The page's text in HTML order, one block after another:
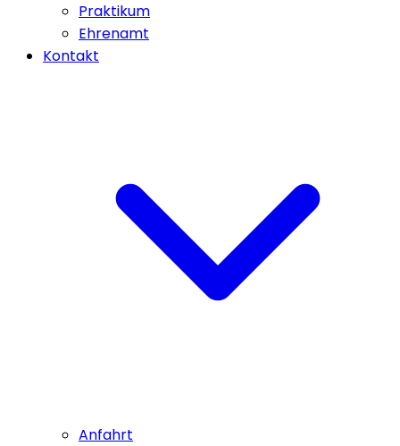
Praktikum
Ehrenamt
Kontakt
Anfahrt